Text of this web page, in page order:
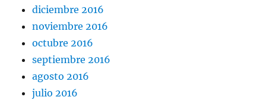
diciembre 2016
noviembre 2016
octubre 2016
septiembre 2016
agosto 2016
julio 2016